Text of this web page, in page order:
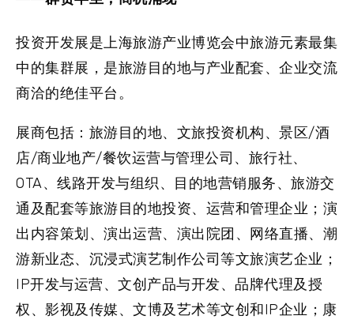
投资开发展是上海旅游产业博览会中旅游元素最集
中的集群展，是旅游目的地与产业配套、企业交流
商洽的绝佳平台。
展商包括：旅游目的地、文旅投资机构、景区/酒
店/商业地产/餐饮运营与管理公司、旅行社、
OTA、线路开发与组织、目的地营销服务、旅游交
通及配套等旅游目的地投资、运营和管理企业；演
出内容策划、演出运营、演出院团、网络直播、潮
游新业态、沉浸式演艺制作公司等文旅演艺企业；
IP开发与运营、文创产品与开发、品牌代理及授
权、影视及传媒、文博及艺术等文创和IP企业；康